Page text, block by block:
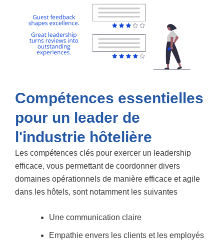
Compétences essentielles
pour un leader de
l'industrie hôtelière
Les compétences clés pour exercer un leadership
efficace, vous permettant de coordonner divers
domaines opérationnels de manière efficace et agile
dans les hôtels, sont notamment les suivantes
Une communication claire
Empathie envers les clients et les employés